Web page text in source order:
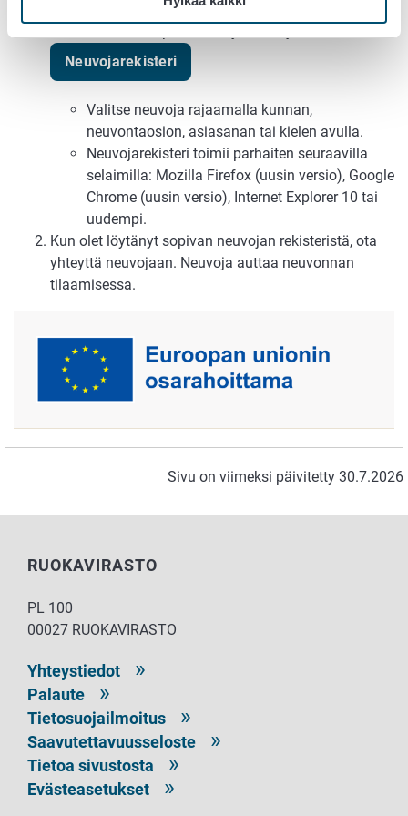
Neuvojarekisteri
Valitse neuvoja rajaamalla kunnan,
neuvontaosion, asiasanan tai kielen avulla.
Neuvojarekisteri toimii parhaiten seuraavilla
selaimilla: Mozilla Firefox (uusin versio), Google
Chrome (uusin versio), Internet Explorer 10 tai
uudempi.
Kun olet löytänyt sopivan neuvojan rekisteristä, ota
yhteyttä neuvojaan. Neuvoja auttaa neuvonnan
tilaamisessa.
Sivu on viimeksi päivitetty 30.7.2026
RUOKAVIRASTO
PL 100
00027 RUOKAVIRASTO
Yhteystiedot
Palaute
Tietosuojailmoitus
Saavutettavuusseloste
Tietoa sivustosta
Evästeasetukset